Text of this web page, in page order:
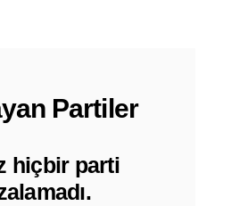
Partiler
hiçbir parti